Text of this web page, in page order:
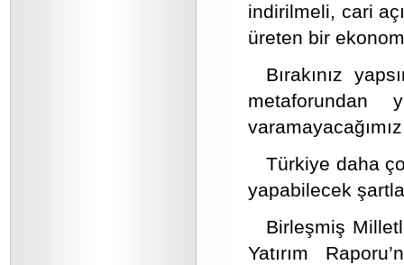
indirilmeli, cari
üreten bir
Bırakınız
Türkiye daha
yapabilecek
Birleşmiş
Yatırım